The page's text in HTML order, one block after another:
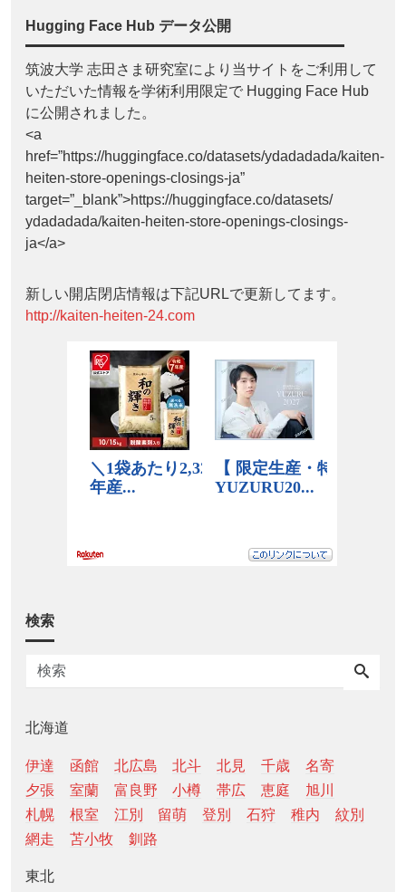
Hugging Face Hub データ公開
筑波大学 志田さま研究室により当サイトをご利用して
いただいた情報を学術利用限定で Hugging Face Hub
に公開されました。
<a
href=”https://huggingface.co/datasets/ydadadada/kaiten-
heiten-store-openings-closings-ja”
target=”_blank”>https://huggingface.co/datasets/
ydadadada/kaiten-heiten-store-openings-closings-
ja</a>
新しい開店閉店情報は下記URLで更新してます。
http://kaiten-heiten-24.com
検索
北海道
伊達 函館 北広島 北斗 北見 千歳
名寄
夕張
室蘭 富良野 小樽 帯広 恵庭
旭川
札幌
根室 江別 留萌 登別 石狩 稚内
紋別
網走
苫小牧 釧路
東北